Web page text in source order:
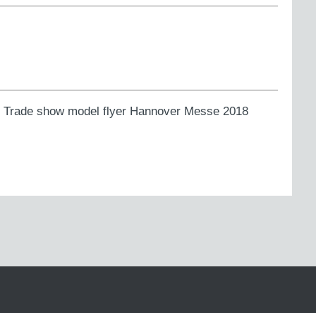
show model flyer Hannover Messe 2018